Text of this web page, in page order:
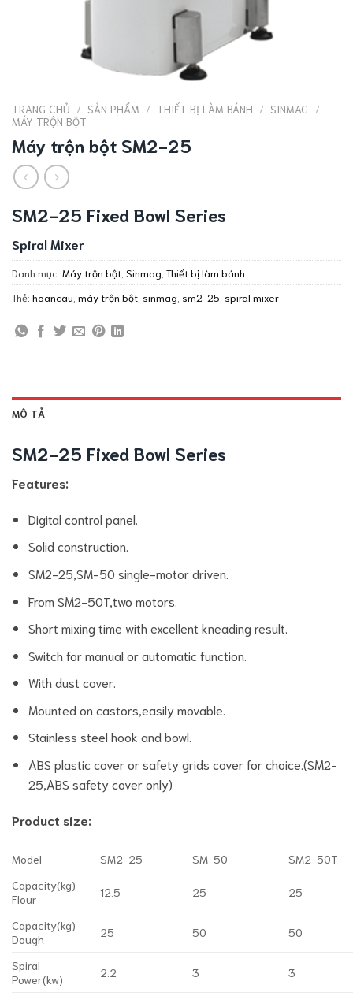
TRANG CHỦ / SẢN PHẨM / THIẾT BỊ LÀM BÁNH / SINMAG
/
MÁY TRỘN BỘT
Máy trộn bột SM2-25
SM2-25 Fixed Bowl Series
Spiral Mixer
Danh mục: Máy trộn bột Sinmag Thiết bị làm bánh
Thẻ: hoancau máy trộn bột sinmag sm2-25 spiral mixer
MÔ TẢ
SM2-25 Fixed Bowl Series
Features:
Digital control panel.
Solid construction.
SM2-25,SM-50 single-motor driven.
From SM2-50T,two motors.
Short mixing time with excellent kneading result.
Switch for manual or automatic function.
With dust cover.
Mounted on castors,easily movable.
Stainless steel hook and bowl.
ABS plastic cover or safety grids cover for choice.(SM2-
25,ABS safety cover only)
Product size:
Model SM2-25 SM-50
SM2-50T
Capacity(kg)
Flour
12.5 25 25
Capacity(kg)
Dough
25 50 50
Spiral
Power(kw)
2.2 3 3